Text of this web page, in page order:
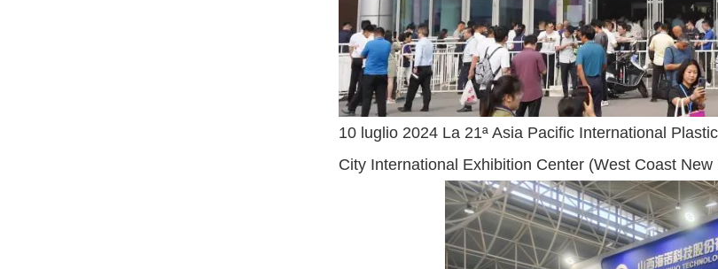
10 luglio 2024 La 21ª Asia Pacific International
City International Exhibition Center (West Coast